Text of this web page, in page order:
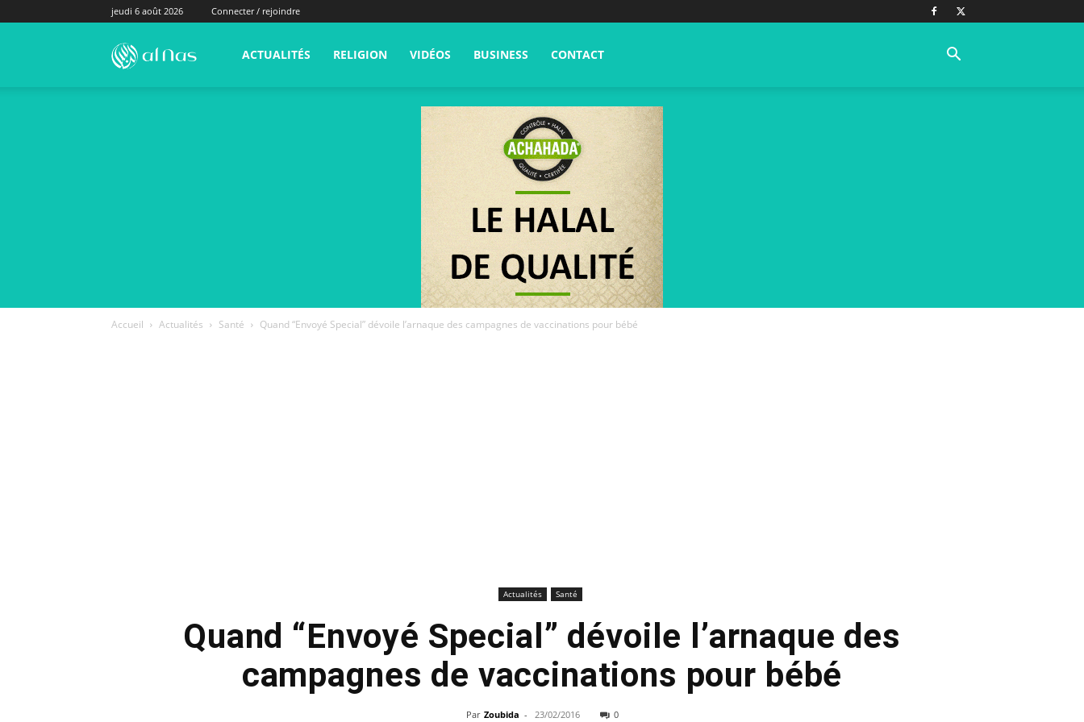
jeudi 6 août 2026 Connecter / rejoindre
alNas.fr ACTUALITÉS RELIGION VIDÉOS BUSINESS CONTACT
Accueil Actualités Santé Quand “Envoyé Special” dévoile l’arnaque des campagnes de vaccinations pour bébé
Actualités Santé
Quand “Envoyé Special” dévoile l’arnaque des
campagnes de vaccinations pour bébé
Par Zoubida - 23/02/2016 0